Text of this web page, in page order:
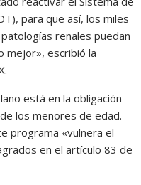
para que así, los miles
renales puedan
mejor», escribió la
está en la obligación
los menores de edad.
programa «vulnera el
en el artículo 83 de